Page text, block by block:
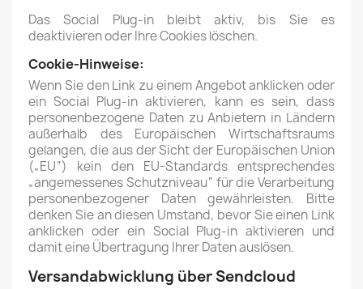
Das Social Plug-in bleibt aktiv, bis Sie es
deaktivieren oder Ihre Cookies löschen.
Cookie-Hinweise:
Wenn Sie den Link zu einem Angebot anklicken oder
ein Social Plug-in aktivieren, kann es sein, dass
personenbezogene Daten zu Anbietern in Ländern
außerhalb des Europäischen Wirtschaftsraums
gelangen, die aus der Sicht der Europäischen Union
(„EU“) kein den EU-Standards entsprechendes
„angemessenes Schutzniveau“ für die Verarbeitung
personenbezogener Daten gewährleisten. Bitte
denken Sie an diesen Umstand, bevor Sie einen Link
anklicken oder ein Social Plug-in aktivieren und
damit eine Übertragung Ihrer Daten auslösen.
Versandabwicklung über Sendcloud